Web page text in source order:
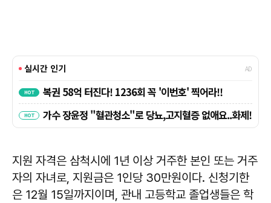
지원 자격은 삼척시에 1년 이상 거주한 본인 또는 거주
자의 자녀로, 지원금은 1인당 30만원이다. 신청기한
은 12월 15일까지이며, 관내 고등학교 졸업생들은 학